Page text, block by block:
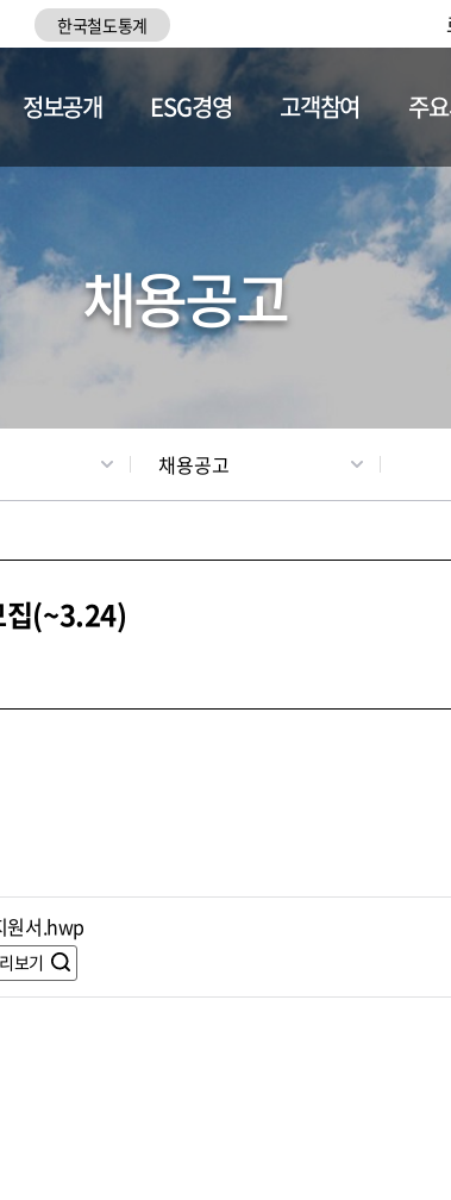
한국철도통계
채용정보
정보공개 ESG경영 고객참여 주
채용공고
채용공고
집(~3.24)
원서.hwp
보기